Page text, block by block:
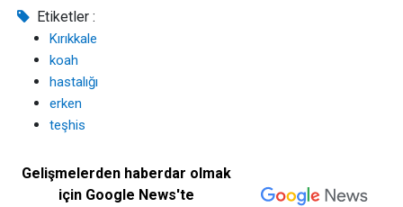
Etiketler :
Kırıkkale
koah
hastalığı
erken
teşhis
Gelişmelerden haberdar olmak
için Google News'te